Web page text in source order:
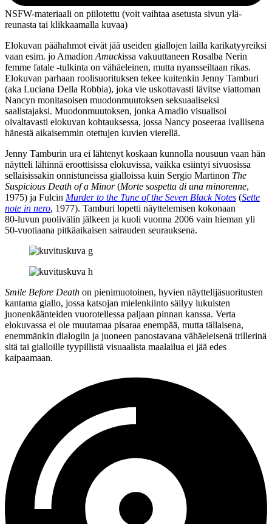
NSFW-materiaali on piilotettu (voit vaihtaa asetusta sivun ylä­
reunasta tai klikkaamalla kuvaa)
Elokuvan päähahmot eivät jää useiden giallojen lailla karikatyyreiksi
vaan esim. jo Amadion Amuckissa vakuuttaneen Rosalba Nerin
femme fatale ‑tulkinta on vähäeleinen, mutta nyansseiltaan rikas.
Elokuvan parhaan roolisuorituksen tekee kuitenkin Jenny Tamburi
(aka Luciana Della Robbia), joka vie uskottavasti lävitse viattoman
Nancyn monitasoisen muodonmuutoksen seksuaaliseksi
saalistajaksi. Muodonmuutoksen, jonka Amadio visualisoi
oivaltavasti elokuvan kohtauksessa, jossa Nancy poseeraa ivallisena
hänestä aikaisemmin otettujen kuvien vierellä.
Jenny Tamburin ura ei lähtenyt koskaan kunnolla nousuun vaan hän
näytteli lähinnä eroottisissa elokuvissa, vaikka esiintyi sivuosissa
sellaisissakin onnistuneissa gialloissa kuin Sergio Martinon The
Suspicious Death of a Minor(Morte sospetta di una minorenne,
1975) ja Fulcin Murder to the Tune of the Seven Black Notes (Sette
note in nero, 1977). Tamburi lopetti näyttelemisen kokonaan
80‑luvun puolivälin jälkeen ja kuoli vuonna 2006 vain hieman yli
50‑vuotiaana pitkäaikaisen sairauden seurauksena.
Smile Before Death on pienimuotoinen, hyvien näyttelijäsuoritusten
kantama giallo, jossa katsojan mielenkiinto säilyy lukuisten
juonenkäänteiden vuorotellessa paljaan pinnan kanssa. Verta
elokuvassa ei ole muutamaa pisaraa enempää, mutta tällaisena,
enemmänkin dialogiin ja juoneen panostavana vähäeleisenä trillerinä
sitä tai gialloille tyypillistä visuaalista maalailua ei jää edes
kaipaamaan.